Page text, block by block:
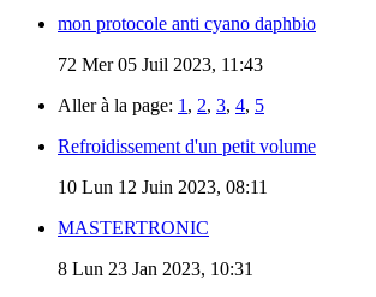
mon protocole anti cyano daphbio
72 Mer 05 Juil 2023, 11:43
Aller à la page: 1 , 2, 3, 4, 5
Refroidissement d'un petit volume
10 Lun 12 Juin 2023, 08:11
MASTERTRONIC
8 Lun 23 Jan 2023, 10:31